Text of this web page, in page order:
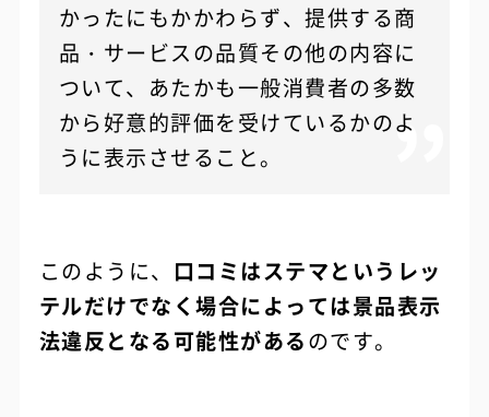
かったにもかかわらず、提供する商
品・サービスの品質その他の内容に
ついて、あたかも一般消費者の多数
から好意的評価を受けているかのよ
うに表示させること。
このように、 口コミはステマというレッ
テルだけでなく場合によっては景品表示
法違反となる可能性があるのです。